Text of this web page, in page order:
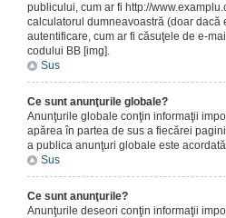
publicului, cum ar fi http://
calculatorul dumneavoastră (doar
autentificare, cum ar fi căsuţele de e-
codului BB [img].
Sus
Ce sunt anunţurile globale?
Anunţurile globale conţin informaţii
apărea în partea de sus a fiecărei
a publica anunţuri globale este
Sus
Ce sunt anunţurile?
Anunţurile deseori conţin informaţii